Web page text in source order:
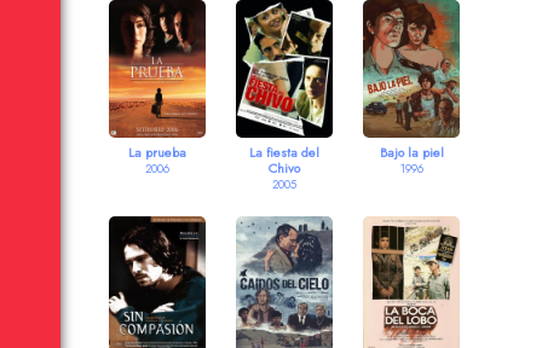
La prueba
2006
La fiesta del
Chivo
2005
Bajo la piel
1996